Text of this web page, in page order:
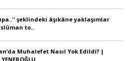
şeklindeki âşıkâne yaklaşımlar
to..
Muhalefet Nasıl Yok Edildi? |